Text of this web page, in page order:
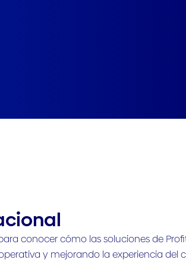
conocer cómo las soluciones de
y mejorando la experiencia del